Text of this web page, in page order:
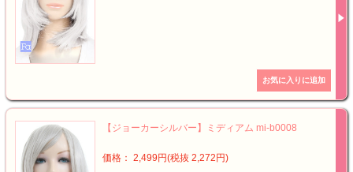
【ジョーカーシルバー】ミディアム mi-b0008
価格： 2,499円(税抜 2,272円)